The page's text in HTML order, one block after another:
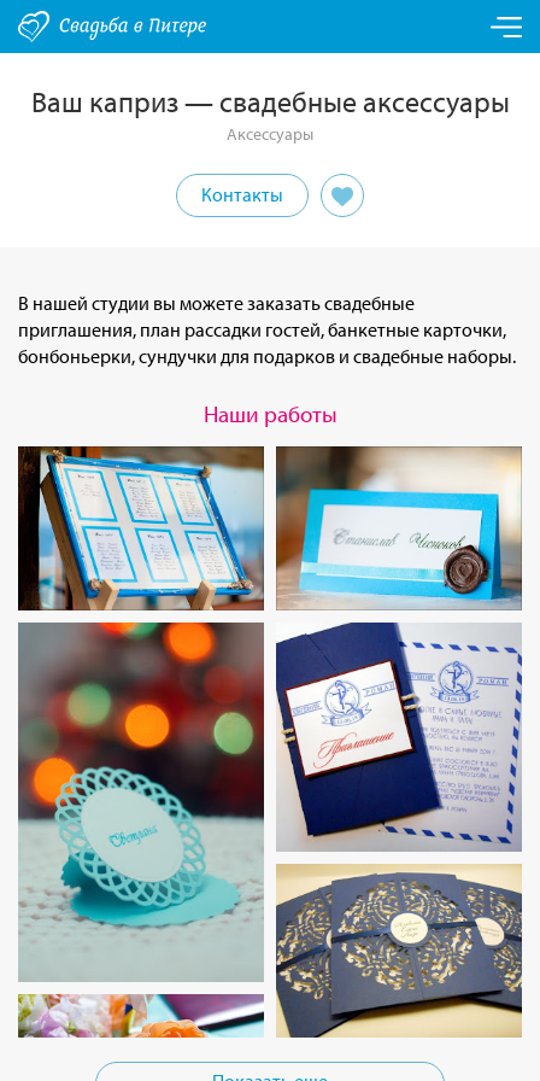
Ваш каприз — свадебные аксессуары
Аксессуары
Контакты
В нашей студии вы можете заказать свадебные
приглашения, план рассадки гостей, банкетные карточки,
бонбоньерки, сундучки для подарков и свадебные наборы.
Наши работы